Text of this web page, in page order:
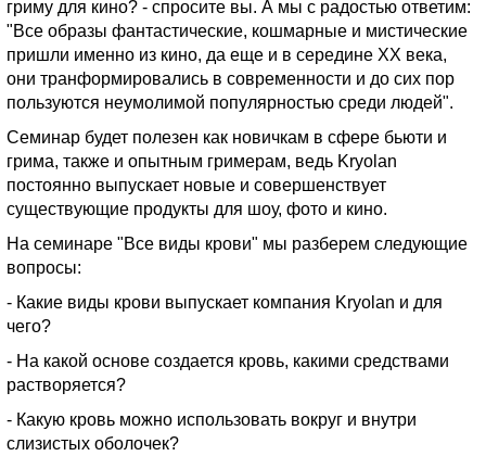
гриму для кино? - спросите вы. А мы с радостью ответим:
"Все образы фантастические, кошмарные и мистические
пришли именно из кино, да еще и в середине XX века,
они транформировались в современности и до сих пор
пользуются неумолимой популярностью среди людей".
Семинар будет полезен как новичкам в сфере бьюти и
грима, также и опытным гримерам, ведь Kryolan
постоянно выпускает новые и совершенствует
существующие продукты для шоу, фото и кино.
На семинаре "Все виды крови" мы разберем следующие
вопросы:
- Какие виды крови выпускает компания Kryolan и для
чего?
- На какой основе создается кровь, какими средствами
растворяется?
- Какую кровь можно использовать вокруг и внутри
слизистых оболочек?